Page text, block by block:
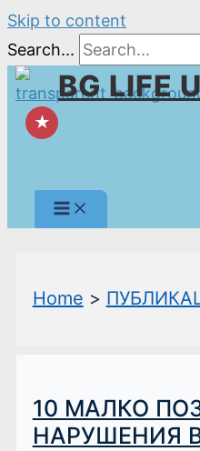
Skip to content
Search...
BG LIFE
★
Home
10 МАЛКО
НАРУШЕНИЯ